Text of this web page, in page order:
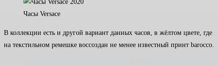
Часы Versace
В коллекции есть и другой вариант данных часов, в жёлтом цвете, где
на текстильном ремешке воссоздан не менее известный принт barocco.